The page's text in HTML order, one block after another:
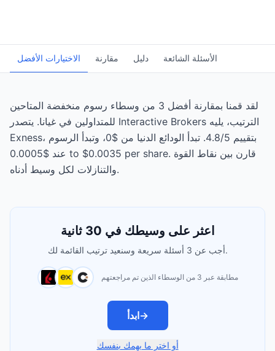
الاختيارات الأفضل مقارنة دليل الأسئلة الشائعة
لقد قمنا بمقارنة أفضل 3 من وسطاء رسوم منخفضة المتاحين
للمتداولين في غيانا. يتصدر Interactive Brokers الترتيب، يليه
Exness، بتقييم 4.8/5. تبدأ الودائع الدنيا من $0، وتبدأ الرسوم
عند $0.0005 to $0.0035 per share. قارن بين نقاط القوة
والتنازلات لكل وسيط أدناه.
اعثر على وسيطك في 30 ثانية
أجب عن 3 أسئلة سريعة وسنعيد ترتيب القائمة لك.
مطابقة عبر 3 من الوسطاء الذين تم مراجعتهم
ابدأ→
أو اختر ما يهمك بنفسك